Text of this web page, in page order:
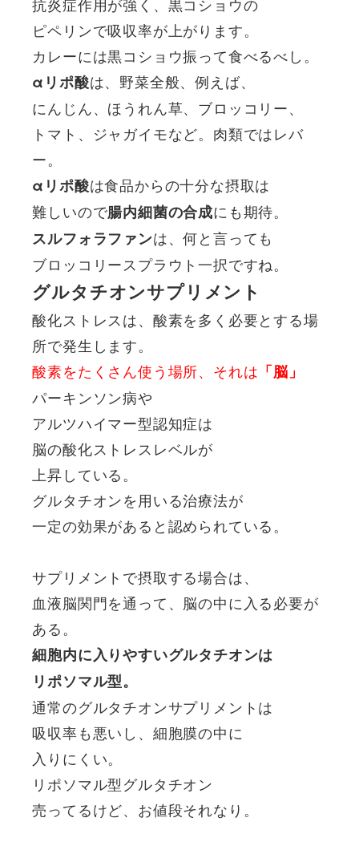
抗炎症作用が強く、黒コショウの
ピペリンで吸収率が上がります。
カレーには黒コショウ振って食べるべし。
αリポ酸は、野菜全般、例えば、
にんじん、ほうれん草、ブロッコリー、
トマト、ジャガイモなど。肉類ではレバ
ー。
αリポ酸は食品からの十分な摂取は
難しいので腸内細菌の合成にも期待。
スルフォラファンは、何と言っても
ブロッコリースプラウト一択ですね。
グルタチオンサプリメント
酸化ストレスは、酸素を多く必要とする場
所で発生します。
酸素をたくさん使う場所、それは 「脳」
パーキンソン病や
アルツハイマー型認知症は
脳の酸化ストレスレベルが
上昇している。
グルタチオンを用いる治療法が
一定の効果があると認められている。
サプリメントで摂取する場合は、
血液脳関門を通って、脳の中に入る必要が
ある。
細胞内に入りやすいグルタチオンは
リポソマル型。
通常のグルタチオンサプリメントは
吸収率も悪いし、細胞膜の中に
入りにくい。
リポソマル型グルタチオン
売ってるけど、お値段それなり。